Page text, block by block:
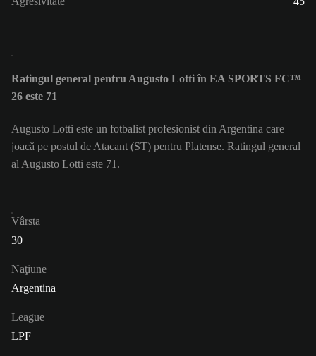
Ratingul general pentru Augusto Lotti în EA SPORTS FC™
26 este 71
Augusto Lotti este un fotbalist profesionist din Argentina care
joacă pe postul de Atacant (ST) pentru Platense. Ratingul general
al Augusto Lotti este 71.
Vârsta
30
Naţiune
Argentina
League
LPF